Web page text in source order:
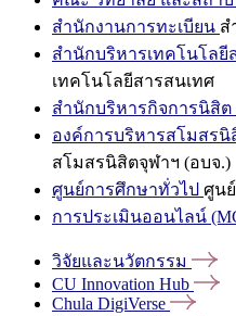
สำนักงานการทะเบียน ส
สำนักบริหารเทคโนโลยี
เทคโนโลยีสารสนเทศ
สำนักบริหารกิจการนิสิต
องค์การบริหารสโมสรนิ
สโมสรนิสิตจุฬาฯ (อบจ.)
ศูนย์การศึกษาทั่วไป ศูน
การประเมินออนไลน์
วิจัยและนวัตกรรม
CU Innovation Hub
Chula DigiVerse